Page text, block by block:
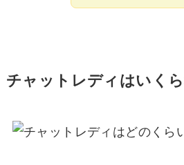
チャットレディはいく